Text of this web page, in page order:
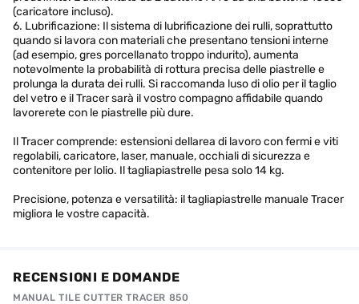
(caricatore incluso).
6. Lubrificazione: Il sistema di lubrificazione dei rulli, soprattutto
quando si lavora con materiali che presentano tensioni interne
(ad esempio, gres porcellanato troppo indurito), aumenta
notevolmente la probabilità di rottura precisa delle piastrelle e
prolunga la durata dei rulli. Si raccomanda luso di olio per il taglio
del vetro e il Tracer sarà il vostro compagno affidabile quando
lavorerete con le piastrelle più dure.
Il Tracer comprende: estensioni dellarea di lavoro con fermi e viti
regolabili, caricatore, laser, manuale, occhiali di sicurezza e
contenitore per lolio. Il tagliapiastrelle pesa solo 14 kg.
Precisione, potenza e versatilità: il tagliapiastrelle manuale Tracer
migliora le vostre capacità.
RECENSIONI E DOMANDE
MANUAL TILE CUTTER TRACER 850